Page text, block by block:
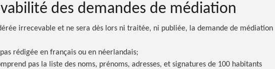
des demandes de médiation
irrecevable et ne sera dès lors ni traitée, ni publiée, la demande de médiation
pas rédigée en français ou en néerlandais;
pas la liste des noms, prénoms, adresses, et signatures de 100 habitants